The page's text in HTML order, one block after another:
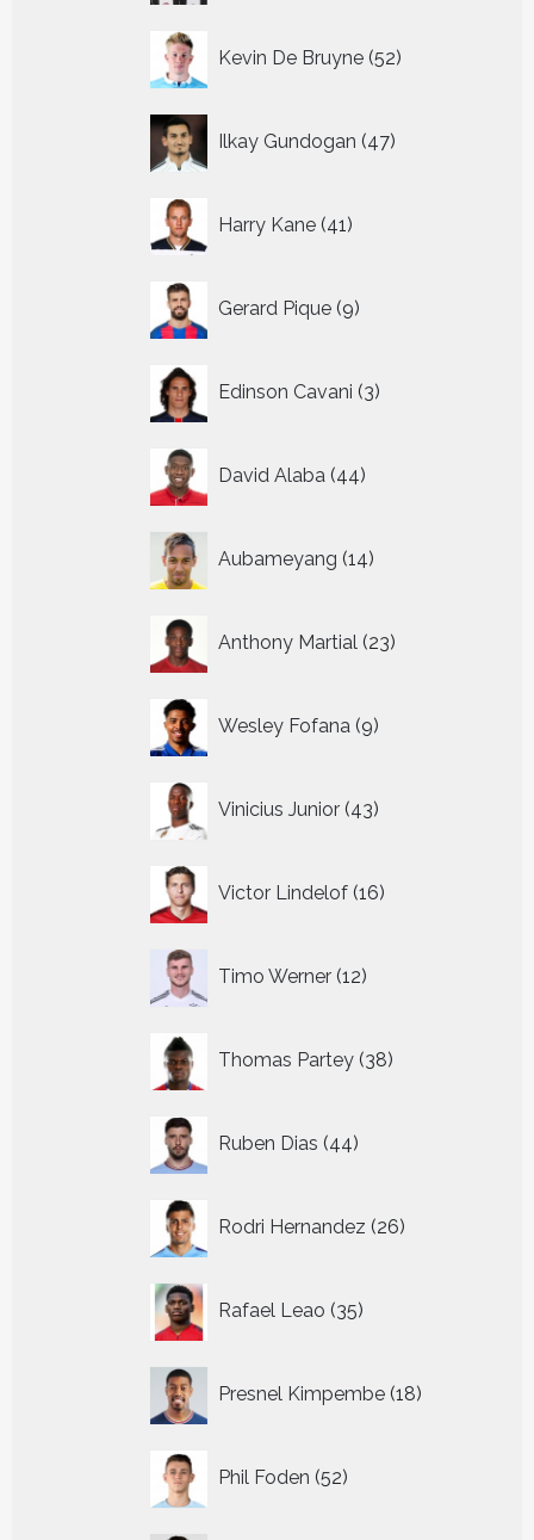
Kevin De Bruyne 52
producten
Ilkay Gundogan 47
producten
Harry Kane 41
producten
Gerard Pique 9
producten
Edinson Cavani 3
producten
David Alaba 44
producten
Aubameyang 14
producten
Anthony Martial 23
producten
Wesley Fofana 9
producten
Vinicius Junior 43
producten
Victor Lindelof 16
producten
Timo Werner 12
producten
Thomas Partey 38
producten
Ruben Dias 44
producten
Rodri Hernandez 26
producten
Rafael Leao 35
producten
Presnel Kimpembe 18
producten
Phil Foden 52
producten